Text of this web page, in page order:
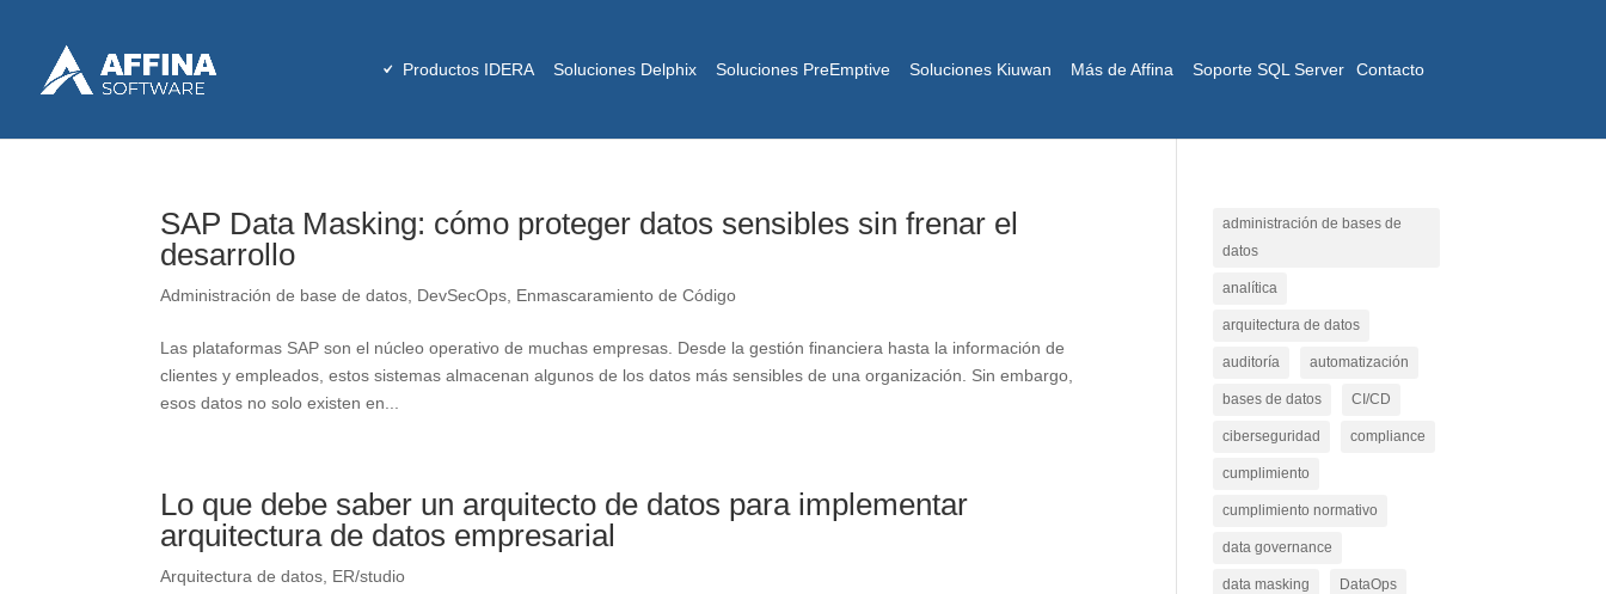
Productos IDERA Soluciones Delphix Soluciones PreEmptive Soluciones Kiuwan Más de Affina Soporte SQL Server Contacto
SAP Data Masking: cómo proteger datos sensibles sin frenar el
desarrollo
Administración de base de datos DevSecOps Enmascaramiento de Código
Las plataformas SAP son el núcleo operativo de muchas empresas. Desde la gestión financiera hasta la información de
clientes y empleados, estos sistemas almacenan algunos de los datos más sensibles de una organización. Sin embargo,
esos datos no solo existen en...
Lo que debe saber un arquitecto de datos para implementar
arquitectura de datos empresarial
Arquitectura de datos ER/studio
administración de bases de
datos
analítica
arquitectura de datos
auditoría automatización
bases de datos CI/CD
ciberseguridad compliance
cumplimiento
cumplimiento normativo
data governance
data masking DataOps